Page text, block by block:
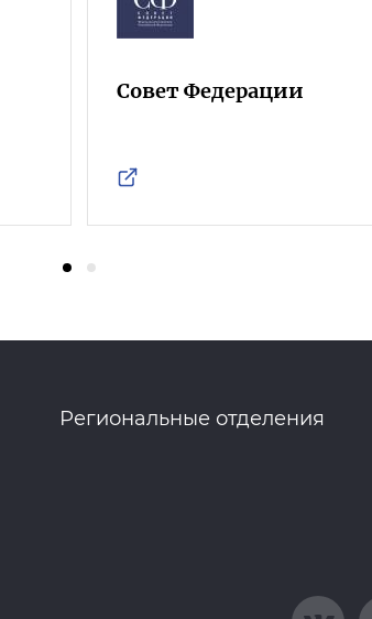
Совет Федерации
Региональные отделения